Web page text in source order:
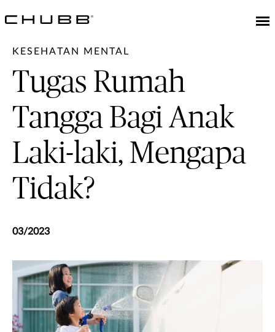
KESEHATAN MENTAL
Tugas Rumah
Tangga Bagi Anak
Laki-laki, Mengapa
Tidak?
03/2023